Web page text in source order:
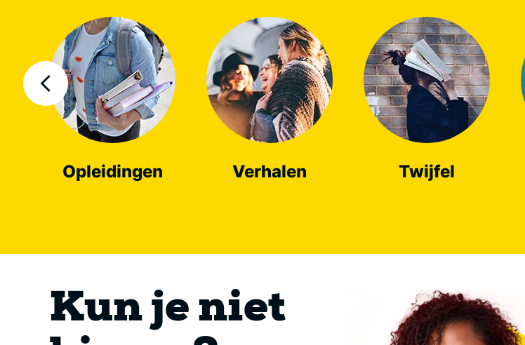
Opleidingen Verhalen Twijfel
Kun je niet